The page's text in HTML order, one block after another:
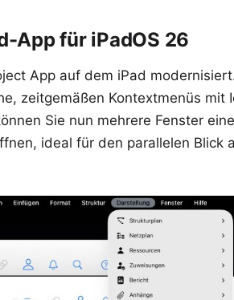
App für iPadOS 26
App auf dem iPad
zeitgemäßen Kontextmenüs mit
Sie nun mehrere Fenster
ideal für den parallelen Blick